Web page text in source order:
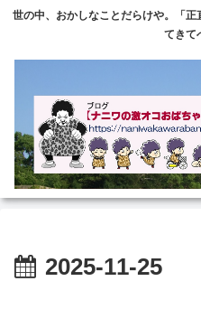
世の中、おかしなことだらけや。「
てきて
2025-11-25